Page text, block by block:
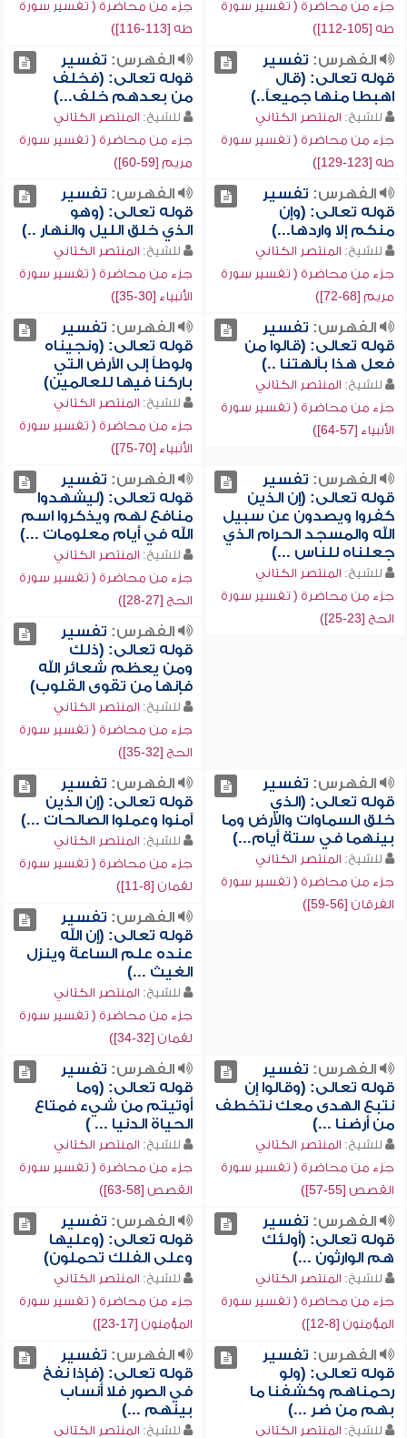
جزء من محاضرة ( تفسير سورة
طه [105-112])
جزء من محاضرة ( تفسير سورة
طه [113-116])
الفهرس: تفسير
قوله تعالى: (قال
اهبطا منها جميعاً..)
للشيخ: المنتصر الكتاني
جزء من محاضرة ( تفسير سورة
طه [123-129])
الفهرس: تفسير
قوله تعالى: (فخلف
من بعدهم خلف...)
للشيخ: المنتصر الكتاني
جزء من محاضرة ( تفسير سورة
مريم [59-60])
الفهرس: تفسير
قوله تعالى: (وإن
منكم إلا واردها...)
للشيخ: المنتصر الكتاني
جزء من محاضرة ( تفسير سورة
مريم [68-72])
الفهرس: تفسير
قوله تعالى: (وهو
الذي خلق الليل والنهار ..)
للشيخ: المنتصر الكتاني
جزء من محاضرة ( تفسير سورة
الأنبياء [30-35])
الفهرس: تفسير
قوله تعالى: (قالوا من
فعل هذا بآلهتنا ..)
للشيخ: المنتصر الكتاني
جزء من محاضرة ( تفسير سورة
الأنبياء [57-64])
الفهرس: تفسير
قوله تعالى: (ونجيناه
ولوطاً إلى الأرض التي
باركنا فيها للعالمين)
للشيخ: المنتصر الكتاني
جزء من محاضرة ( تفسير سورة
الأنبياء [70-75])
الفهرس: تفسير
قوله تعالى: (إن الذين
كفروا ويصدون عن سبيل
الله والمسجد الحرام الذي
جعلناه للناس ...)
للشيخ: المنتصر الكتاني
جزء من محاضرة ( تفسير سورة
الحج [23-25])
الفهرس: تفسير
قوله تعالى: (ليشهدوا
منافع لهم ويذكروا اسم
الله في أيام معلومات ...)
للشيخ: المنتصر الكتاني
جزء من محاضرة ( تفسير سورة
الحج [27-28])
الفهرس: تفسير
قوله تعالى: (ذلك
ومن يعظم شعائر الله
فإنها من تقوى القلوب)
للشيخ: المنتصر الكتاني
جزء من محاضرة ( تفسير سورة
الحج [32-35])
الفهرس: تفسير
قوله تعالى: (الذي
خلق السماوات والأرض وما
بينهما في ستة أيام...)
للشيخ: المنتصر الكتاني
جزء من محاضرة ( تفسير سورة
الفرقان [56-59])
الفهرس: تفسير
قوله تعالى: (إن الذين
آمنوا وعملوا الصالحات ...)
للشيخ: المنتصر الكتاني
جزء من محاضرة ( تفسير سورة
لقمان [8-11])
الفهرس: تفسير
قوله تعالى: (إن الله
عنده علم الساعة وينزل
الغيث ...)
للشيخ: المنتصر الكتاني
جزء من محاضرة ( تفسير سورة
لقمان [32-34])
الفهرس: تفسير
قوله تعالى: (وقالوا إن
نتبع الهدى معك نتخطف
من أرضنا ...)
للشيخ: المنتصر الكتاني
جزء من محاضرة ( تفسير سورة
القصص [55-57])
الفهرس: تفسير
قوله تعالى: (وما
أوتيتم من شيء فمتاع
الحياة الدنيا ... )
للشيخ: المنتصر الكتاني
جزء من محاضرة ( تفسير سورة
القصص [58-63])
الفهرس: تفسير
قوله تعالى: (أولئك
هم الوارثون ...)
للشيخ: المنتصر الكتاني
جزء من محاضرة ( تفسير سورة
المؤمنون [8-12])
الفهرس: تفسير
قوله تعالى: (وعليها
وعلى الفلك تحملون)
للشيخ: المنتصر الكتاني
جزء من محاضرة ( تفسير سورة
المؤمنون [17-23])
الفهرس: تفسير
قوله تعالى: (ولو
رحمناهم وكشفنا ما
بهم من ضر ...)
للشيخ: المنتصر الكتاني
الفهرس: تفسير
قوله تعالى: (فإذا نفخ
في الصور فلا أنساب
بينهم ...)
للشيخ: المنتصر الكتاني